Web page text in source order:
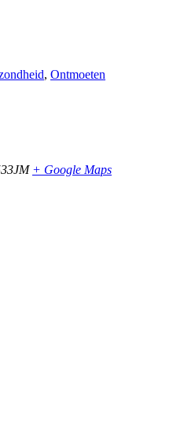
, Ontmoeten
+ Google Maps